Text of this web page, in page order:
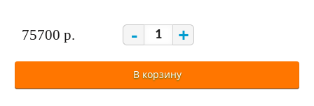
75700 р. - +
В корзину